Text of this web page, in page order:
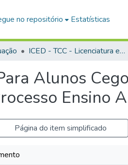
no repositório Estatísticas
ICED - TCC - Licenciatura em Geografia
Alunos
Ensino
Página do item simplificado